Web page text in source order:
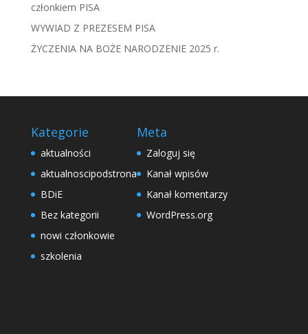
członkiem PISA
WYWIAD Z PREZESEM PISA
ŻYCZENIA NA BOŻE NARODZENIE 2025 r.
Kategorie
aktualności
aktualnoscipodstrona
BDiE
Bez kategorii
nowi członkowie
szkolenia
Meta
Zaloguj się
Kanał wpisów
Kanał komentarzy
WordPress.org